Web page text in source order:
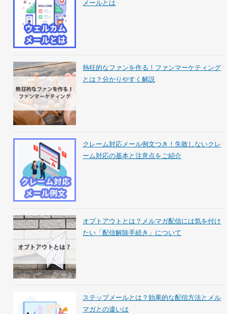
メールとは
熱狂的なファンを作る！ファンマーケティング
とは？分かりやすく解説
クレーム対応メール例文つき！失敗しないクレ
ーム対応の基本と注意点をご紹介
オプトアウトとは？メルマガ配信には気を付け
たい「配信解除手続き」について
ステップメールとは？効果的な配信方法とメル
マガとの違いは